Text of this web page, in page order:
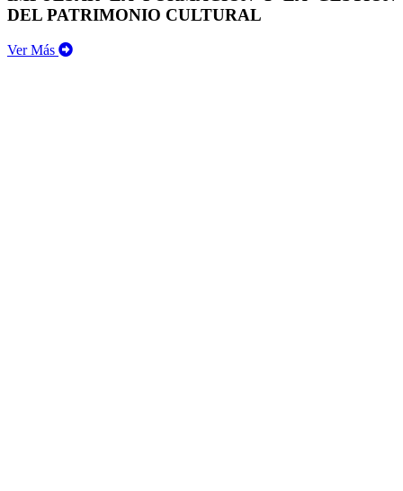
DEL PATRIMONIO CULTURAL
Ver Más